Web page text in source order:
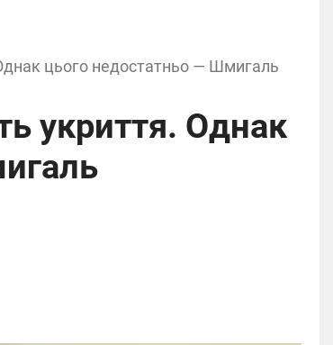
Однак цього недостатньо — Шмигаль
укриття. Однак